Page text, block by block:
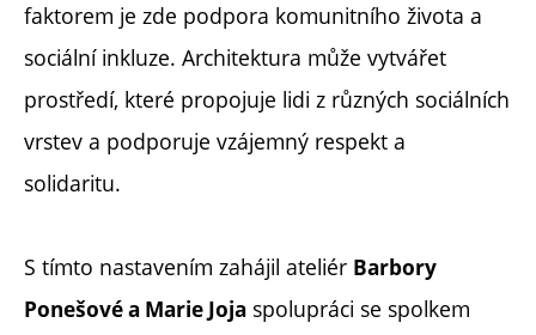
faktorem je zde podpora komunitního života a
sociální inkluze. Architektura může vytvářet
prostředí, které propojuje lidi z různých sociálních
vrstev a podporuje vzájemný respekt a
solidaritu.
S tímto nastavením zahájil ateliér Barbory
Ponešové a Marie Joja spolupráci se spolkem